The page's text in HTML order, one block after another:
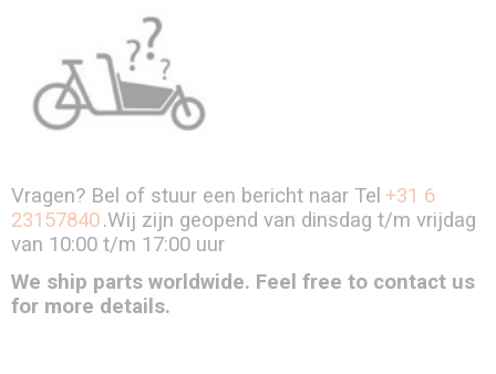
Vragen? Bel of stuur een bericht naar Tel +31 6
23157840.Wij zijn geopend van dinsdag t/m vrijdag
van 10:00 t/m 17:00 uur
We ship parts worldwide. Feel free to contact us
for more details.